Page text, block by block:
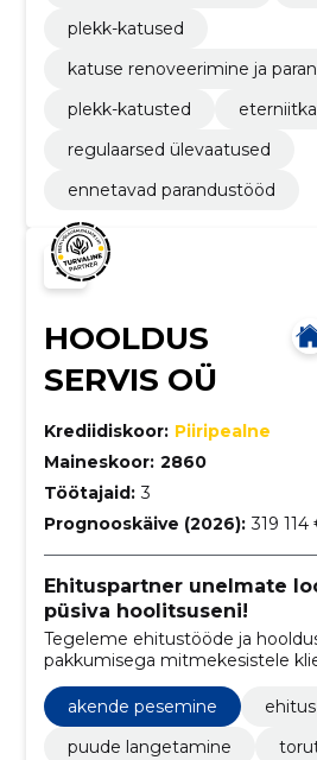
plekk-katused
katuse renoveerimine ja
plekk-katusted
regulaarsed ülevaatused
ennetavad parandustööd
HOOLDUS
SERVIS OÜ
Krediidiskoor: Piiripealne
Maineskoor: 2860
Töötajaid: 3
Prognooskäive (2026): 319 114
Ehituspartner unelmate
püsiva hoolitsuseni!
Tegeleme ehitustööde ja
pakkumisega mitmekesistele
terviklikke lahendusi nii ehituse
keskkonnasõbraliku korrashoiu
akende pesemine
ehitus
puude langetamine